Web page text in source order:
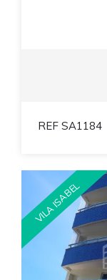
REF SA1184
VILA ISABEL